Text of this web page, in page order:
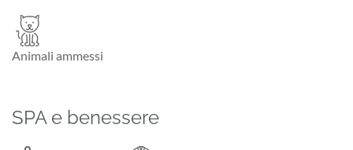
Animali ammessi
SPA e benessere